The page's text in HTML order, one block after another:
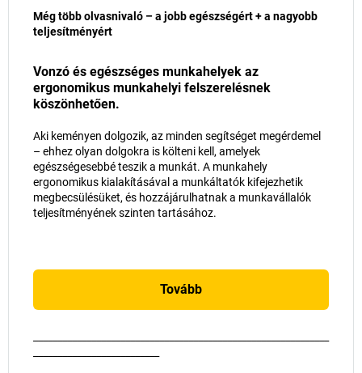
Még több olvasnivaló – a jobb egészségért + a nagyobb
teljesítményért
Vonzó és egészséges munkahelyek az
ergonomikus munkahelyi felszerelésnek
köszönhetően.
Aki keményen dolgozik, az minden segítséget megérdemel
– ehhez olyan dolgokra is költeni kell, amelyek
egészségesebbé teszik a munkát. A munkahely
ergonomikus kialakításával a munkáltatók kifejezhetik
megbecsülésüket, és hozzájárulhatnak a munkavállalók
teljesítményének szinten tartásához.
Tovább